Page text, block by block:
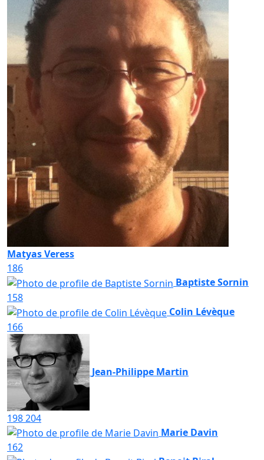
Matyas Veress
186
Baptiste Sornin
158
Colin Lévèque
166
Jean-Philippe Martin
198204
Marie Davin
162